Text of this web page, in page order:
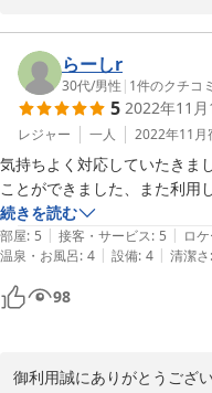
何より管理人さんが本当に親
思う別荘でした！
何よりも皆様方が楽しく過
す。
次回は星空観察を子供達と
よ
皆様方をお帰りなさいの気
2023-07-18
らーしr
30代/男性 | 1件のクチコミ
5 2022年11月
レジャー 一人 2022年11月
気持ちよく対応していたきま
ことができました、また利用
続きを読む
部屋: 5 | 接客・サービス: 5 | ロ
温泉・お風呂: 4 | 設備: 4 | 清潔さ:
98
御利用誠にありがとうござい